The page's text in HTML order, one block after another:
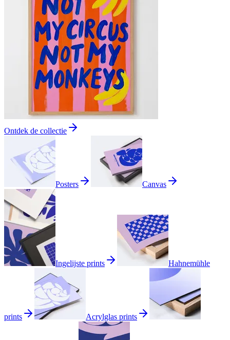
Ontdek de collectie
Posters Canvas
Ingelijste prints Hahnemühle
prints Acrylglas prints